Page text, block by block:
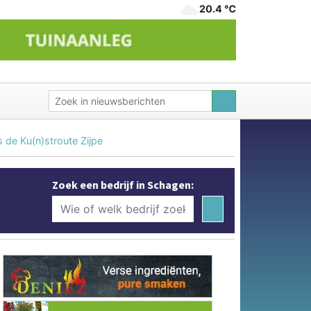
20.4 ℃
de Ku(n)stroute Zijpe
Zoek een bedrijf in Schagen: